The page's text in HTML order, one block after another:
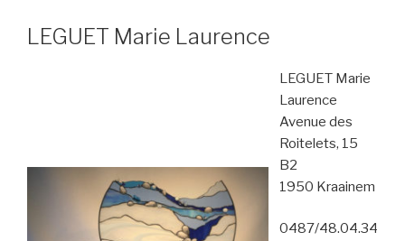
LEGUET Marie Laurence
LEGUET Marie
Laurence
Avenue des
Roitelets, 15
B2
1950 Kraainem
0487/48.04.34